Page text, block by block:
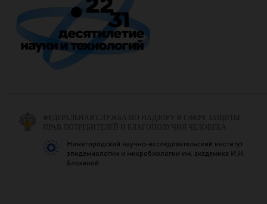
ФЕДЕРАЛЬНАЯ СЛУЖБА ПО НАДЗОРУ В СФЕРЕ ЗАЩИТЫ
ПРАВ ПОТРЕБИТЕЛЕЙ И БЛАГОПОЛУЧИЯ ЧЕЛОВЕКА
Нижегородский научно-исследовательский институт
эпидемиологии и микробиологии им. академика И.Н.
Блохиной